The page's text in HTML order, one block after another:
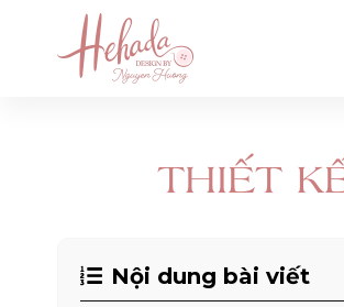
THIẾT
Nội dung bài viết